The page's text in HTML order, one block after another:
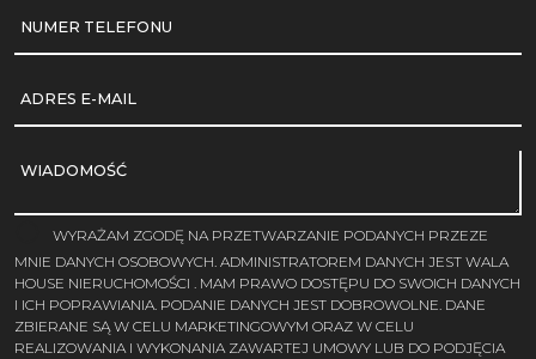
NUMER TELEFONU
ADRES E-MAIL
WIADOMOŚĆ
WYRAŻAM ZGODĘ NA PRZETWARZANIE PODANYCH PRZEZE
MNIE DANYCH OSOBOWYCH. ADMINISTRATOREM DANYCH JEST WALA
HOUSE NIERUCHOMOŚCI . MAM PRAWO DOSTĘPU DO SWOICH DANYCH
I ICH POPRAWIANIA. PODANIE DANYCH JEST DOBROWOLNE. DANE
ZBIERANE SĄ W CELU MARKETINGOWYM ORAZ W CELU
REALIZOWANIA I WYKONANIA ZAWARTEJ UMOWY LUB DO PODJĘCIA